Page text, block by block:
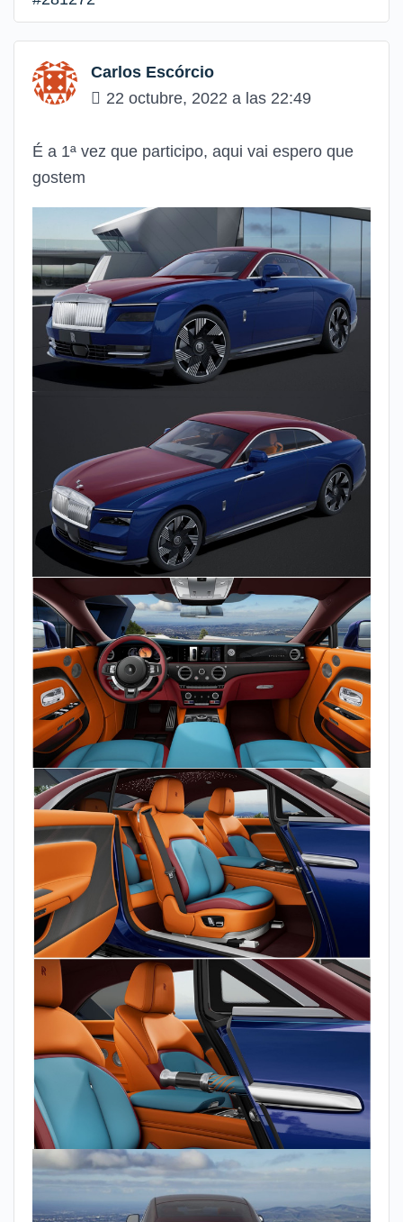
Carlos Escórcio
22 octubre, 2022 a las 22:49
É a 1ª vez que participo, aqui vai espero que
gostem